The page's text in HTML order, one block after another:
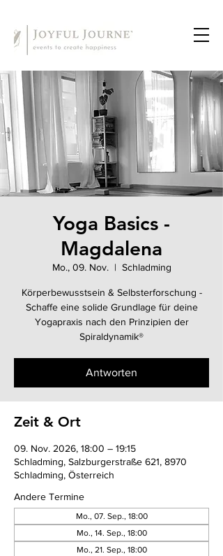
Yoga Basics -
Magdalena
Mo., 09. Nov.
  |
Schladming
Körperbewusstsein & Selbsterforschung -
Schaffe eine solide Grundlage für deine
Yogapraxis nach den Prinzipien der
Spiraldynamik®
Antworten
Zeit & Ort
09. Nov. 2026, 18:00 – 19:15
Schladming, Salzburgerstraße 621, 8970
Schladming, Österreich
Andere Termine
Mo., 07. Sep., 18:00
Mo., 14. Sep., 18:00
Mo., 21. Sep., 18:00